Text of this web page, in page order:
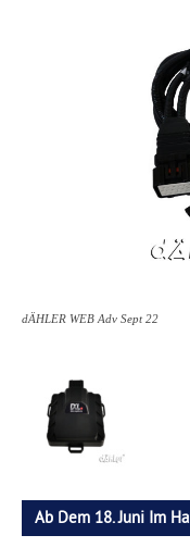
dÄHLER WEB Adv Sept 22
Ab Dem 18. Juni Im